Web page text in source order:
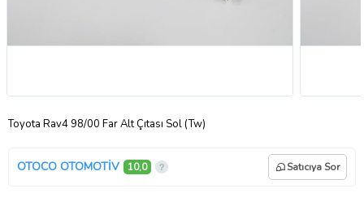
Toyota Rav4 98/00 Far Alt Çıtası Sol (Tw)
OTOCO OTOMOTİV 10,0 Satıcıya Sor